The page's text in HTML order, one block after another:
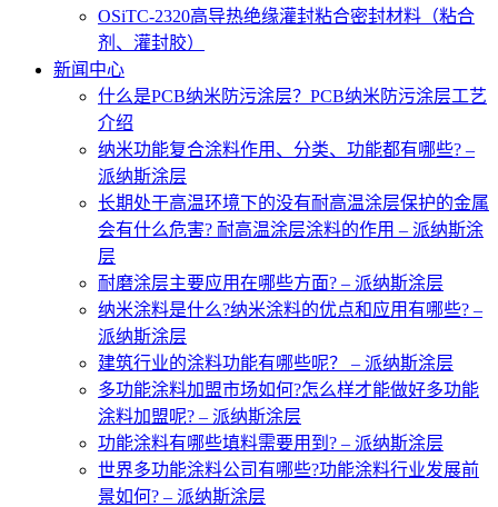
OSiTC-2320高导热绝缘灌封粘合密封材料（粘合
剂、灌封胶）
新闻中心
什么是PCB纳米防污涂层？PCB纳米防污涂层工艺
介绍
纳米功能复合涂料作用、分类、功能都有哪些? –
派纳斯涂层
长期处于高温环境下的没有耐高温涂层保护的金属
会有什么危害? 耐高温涂层涂料的作用 – 派纳斯涂
层
耐磨涂层主要应用在哪些方面? – 派纳斯涂层
纳米涂料是什么?纳米涂料的优点和应用有哪些? –
派纳斯涂层
建筑行业的涂料功能有哪些呢？ – 派纳斯涂层
多功能涂料加盟市场如何?怎么样才能做好多功能
涂料加盟呢? – 派纳斯涂层
功能涂料有哪些填料需要用到? – 派纳斯涂层
世界多功能涂料公司有哪些?功能涂料行业发展前
景如何? – 派纳斯涂层